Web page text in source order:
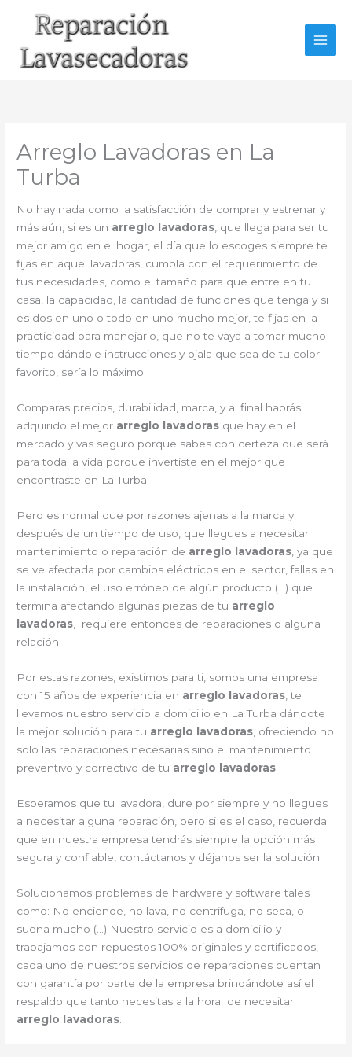
Arreglo Lavadoras en La
Turba
No hay nada como la satisfacción de comprar y estrenar y
más aún, si es un arreglo lavadoras, que llega para ser tu
mejor amigo en el hogar, el día que lo escoges siempre te
fijas en aquel lavadoras, cumpla con el requerimiento de
tus necesidades, como el tamaño para que entre en tu
casa, la capacidad, la cantidad de funciones que tenga y si
es dos en uno o todo en uno mucho mejor, te fijas en la
practicidad para manejarlo, que no te vaya a tomar mucho
tiempo dándole instrucciones y ojala que sea de tu color
favorito, sería lo máximo.
Comparas precios, durabilidad, marca, y al final habrás
adquirido el mejor arreglo lavadoras que hay en el
mercado y vas seguro porque sabes con certeza que será
para toda la vida porque invertiste en el mejor que
encontraste en La Turba
Pero es normal que por razones ajenas a la marca y
después de un tiempo de uso, que llegues a necesitar
mantenimiento o reparación de arreglo lavadoras , ya que
se ve afectada por cambios eléctricos en el sector, fallas en
la instalación, el uso erróneo de algún producto (…) que
termina afectando algunas piezas de tu arreglo
lavadoras , requiere entonces de reparaciones o alguna
relación.
Por estas razones, existimos para ti, somos una empresa
con 15 años de experiencia en arreglo lavadoras , te
llevamos nuestro servicio a domicilio en La Turba dándote
la mejor solución para tu arreglo lavadoras , ofreciendo no
solo las reparaciones necesarias sino el mantenimiento
preventivo y correctivo de tu arreglo lavadoras
Esperamos que tu lavadora, dure por siempre y no llegues
a necesitar alguna reparación, pero si es el caso, recuerda
que en nuestra empresa tendrás siempre la opción más
segura y confiable, contáctanos y déjanos ser la solución.
Solucionamos problemas de hardware y software tales
como: No enciende, no lava, no centrifuga, no seca, o
suena mucho (…) Nuestro servicio es a domicilio y
trabajamos con repuestos 100% originales y certificados,
cada uno de nuestros servicios de reparaciones cuentan
con garantía por parte de la empresa brindándote así el
respaldo que tanto necesitas a la hora de necesitar
arreglo lavadoras